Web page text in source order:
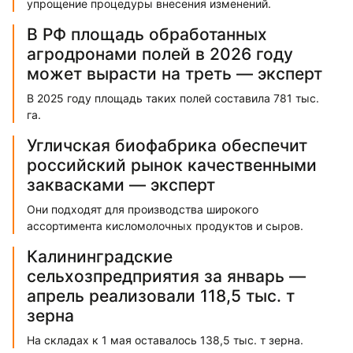
упрощение процедуры внесения изменений.
В РФ площадь обработанных
агродронами полей в 2026 году
может вырасти на треть — эксперт
В 2025 году площадь таких полей составила 781 тыс.
га.
Угличская биофабрика обеспечит
российский рынок качественными
заквасками — эксперт
Они подходят для производства широкого
ассортимента кисломолочных продуктов и сыров.
Калининградские
сельхозпредприятия за январь —
апрель реализовали 118,5 тыс. т
зерна
На складах к 1 мая оставалось 138,5 тыс. т зерна.